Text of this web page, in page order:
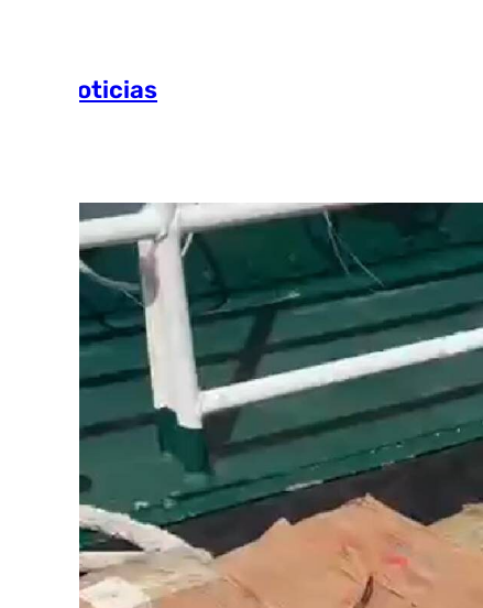
Más noticias